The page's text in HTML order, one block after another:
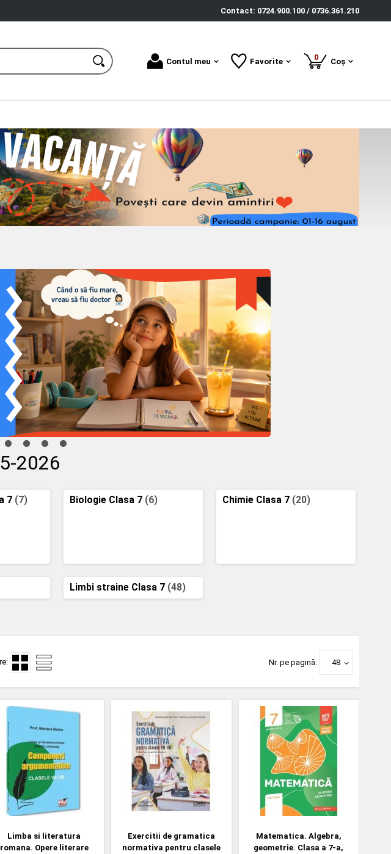
Contact: 0724.900.100 / 0736.361.210
Contul meu Favorite 0produse
Coș
2026
7 (7) Biologie Clasa 7 (6) Chimie Clasa 7 (20)
Limbi straine Clasa 7 (48)
Nr. pe pagină: 48
Limba si literatura
romana. Opere literare
Exercitii de gramatica
normativa pentru clasele
Matematica. Algebra,
geometrie. Clasa a 7-a,